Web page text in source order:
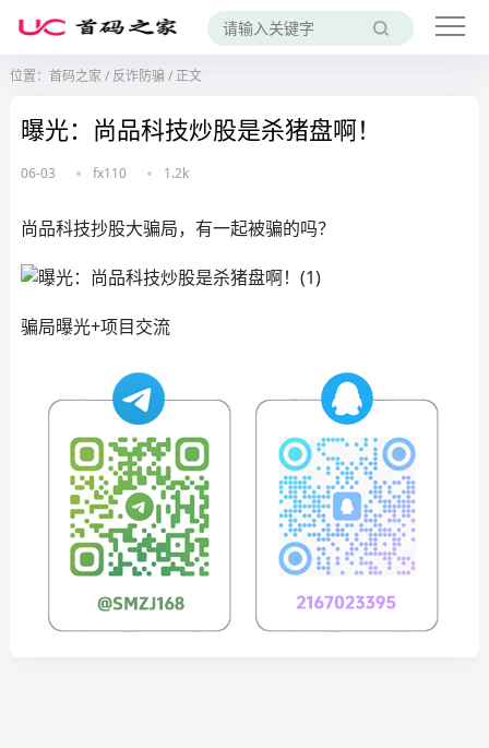
位置： 首码之家 / 反诈防骗 /正文
曝光：尚品科技炒股是杀猪盘啊！
06-03 fx110 1.2k
尚品科技抄股大骗局，有一起被骗的吗？
骗局曝光+项目交流